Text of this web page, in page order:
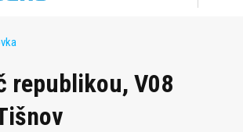
republikou, V08